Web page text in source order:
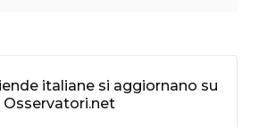
italiane si aggiornano su
Osservatori.net